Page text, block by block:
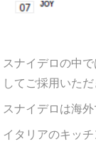
スナイデロの中
してご採用いただ
スナイデロは海
イタリアのキッ